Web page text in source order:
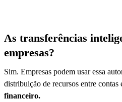
As transferências
empresas?
Sim. Empresas podem usar essa
distribuição de recursos entre contas
financeiro.